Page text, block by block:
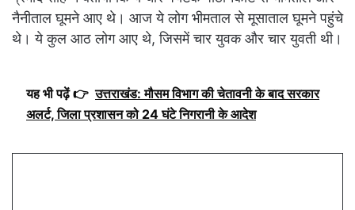
नैनीताल घूमने आए थे। आज ये लोग भीमताल से मूसाताल घूमने पहुंचे
थे। ये कुल आठ लोग आए थे, जिसमें चार युवक और चार युवती थी।
यह भी पढ़ें 👉 उत्तराखंड: मौसम विभाग की चेतावनी के बाद सरकार
अलर्ट, जिला प्रशासन को 24 घंटे निगरानी के आदेश